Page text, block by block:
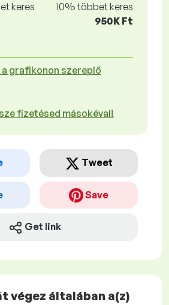
keres
10% többet keres
950K Ft
grafikonon szereplő
fizetésed másokéval!
Tweet
Save
Get link
végez általában a(z)